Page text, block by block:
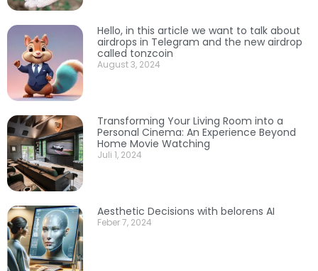
Hello, in this article we want to talk about
airdrops in Telegram and the new airdrop
called tonzcoin
August 3, 2024
Transforming Your Living Room into a
Personal Cinema: An Experience Beyond
Home Movie Watching
Juli 1, 2024
Aesthetic Decisions with belorens AI
Feber 7, 2024